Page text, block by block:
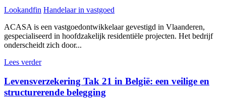
Lookandfin Handelaar in vastgoed
ACASA is een vastgoedontwikkelaar gevestigd in Vlaanderen,
gespecialiseerd in hoofdzakelijk residentiële projecten. Het bedrijf
onderscheidt zich door...
Lees verder
Levensverzekering Tak 21 in België: een veilige en
structurerende belegging